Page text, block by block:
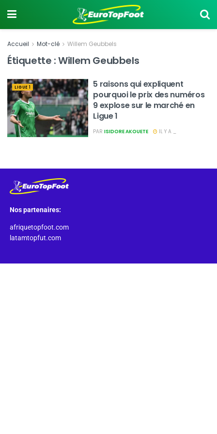
Accueil Mot-clé Willem Geubbels
Étiquette :Willem Geubbels
LIGUE 1
5 raisons qui expliquent
pourquoi le prix des numéros
9 explose sur le marché en
Ligue 1
PAR ISIDORE AKOUETE IL Y A _
Nos partenaires:
afriquetopfoot.com
latamtopfut.com